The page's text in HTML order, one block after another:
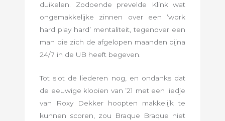
duikelen. Zodoende prevelde Klink wat
ongemakkelijke zinnen over een ‘work
hard play hard’ mentaliteit, tegenover een
man die zich de afgelopen maanden bijna
24/7 in de UB heeft begeven.
Tot slot de liederen nog, en ondanks dat
de eeuwige klooien van ’21 met een liedje
van Roxy Dekker hoopten makkelijk te
kunnen scoren, zou Braque Braque niet